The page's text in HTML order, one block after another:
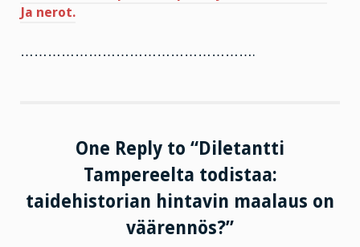
Ja nerot.
…………………………………………….
One Reply to “Diletantti
Tampereelta todistaa:
taidehistorian hintavin maalaus on
väärennös?”